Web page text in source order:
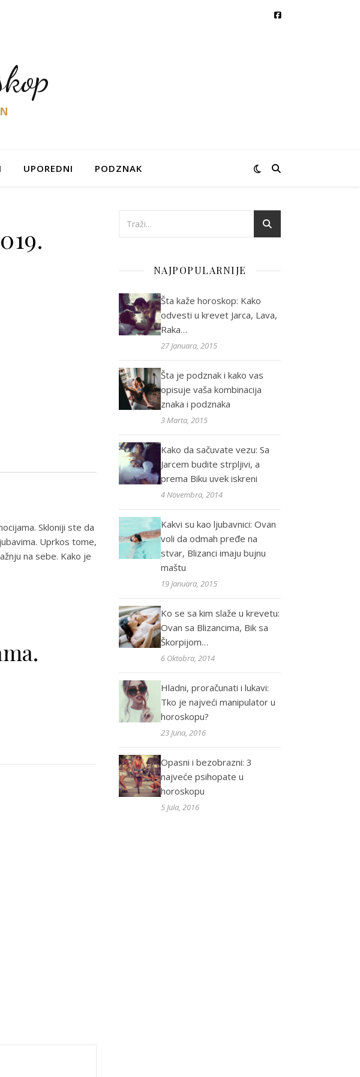
UPOREDNI PODZNAK
Skloniji ste da
Uprkos tome,
na sebe. Kako je
NAJPOPULARNIJE
Šta kaže horoskop: Kako
odvesti u krevet Jarca, Lava,
Raka…
27 Januara, 2015
Šta je podznak i kako vas
opisuje vaša kombinacija
znaka i podznaka
3 Marta, 2015
Kako da sačuvate vezu: Sa
Jarcem budite strpljivi, a
prema Biku uvek iskreni
4 Novembra, 2014
Kakvi su kao ljubavnici: Ovan
voli da odmah pređe na
stvar, Blizanci imaju bujnu
maštu
19 Januara, 2015
Ko se sa kim slaže u krevetu:
Ovan sa Blizancima, Bik sa
Škorpijom…
6 Oktobra, 2014
Hladni, proračunati i lukavi:
Tko je najveći manipulator u
horoskopu?
23 Juna, 2016
Opasni i bezobrazni: 3
najveće psihopate u
horoskopu
5 Jula, 2016